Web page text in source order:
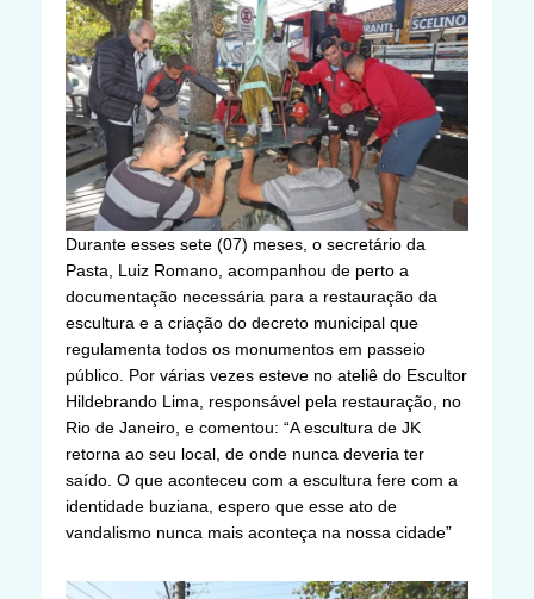
Durante esses sete (07) meses, o secretário da
Pasta, Luiz Romano, acompanhou de perto a
documentação necessária para a restauração da
escultura e a criação do decreto municipal que
regulamenta todos os monumentos em passeio
público. Por várias vezes esteve no ateliê do Escultor
Hildebrando Lima, responsável pela restauração, no
Rio de Janeiro, e comentou: “A escultura de JK
retorna ao seu local, de onde nunca deveria ter
saído. O que aconteceu com a escultura fere com a
identidade buziana, espero que esse ato de
vandalismo nunca mais aconteça na nossa cidade”